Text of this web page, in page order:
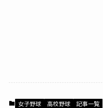
女子野球 高校野球 記事一覧